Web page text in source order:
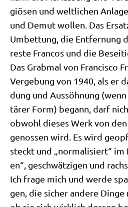
giö­sen und welt­li­chen
und Demut wol­len. Das
Umbet­tung, die Ent­fer­nung
re­ste Fran­cos und die
Das Grab­mal von Fran­cis­co
Ver­ge­bung von 1940, als er
dung und Aus­söh­nung
tä­rer Form) begann, darf
obwohl die­ses Werk von
genos­sen wird. Es wird
steckt und „nor­ma­li­siert“ im
en“, geschwät­zi­gen und
Ich fra­ge mich und wer­de
gen, die sicher ande­re Din­ge